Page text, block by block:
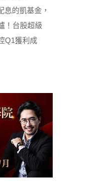
息的凱基金，
！台股超級
Q1獲利成